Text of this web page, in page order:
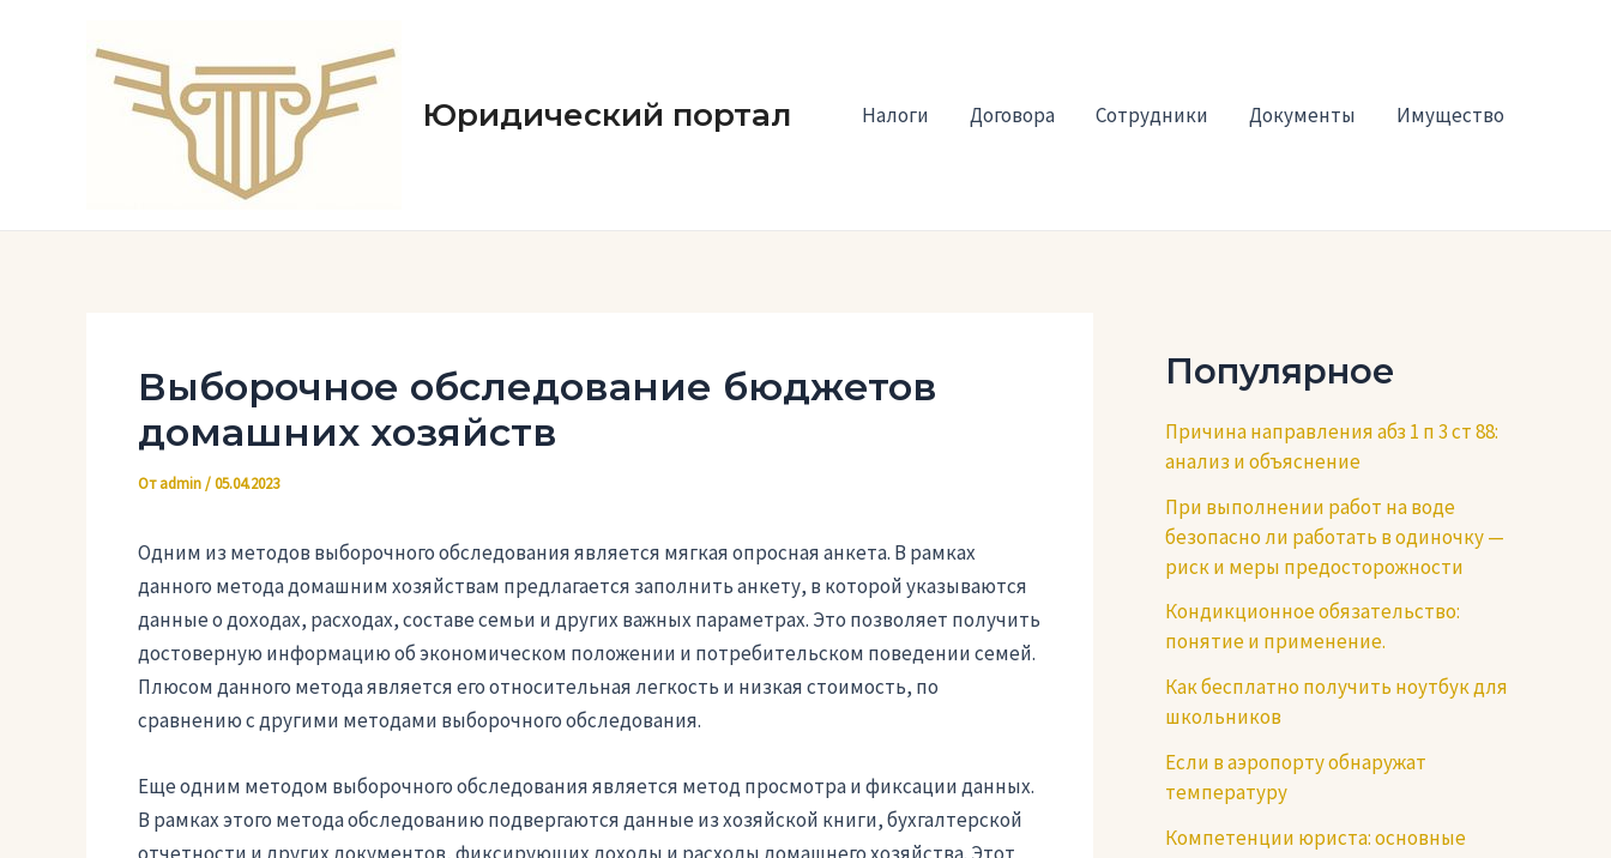
содержимому
Юридический портал Налоги Договора Сотрудники Документы Имущество
Выборочное обследование бюджетов
домашних хозяйств
Отadmin/05.04.2023
Одним из методов выборочного обследования является мягкая опросная анкета. В рамках
данного метода домашним хозяйствам предлагается заполнить анкету, в которой указываются
данные о доходах, расходах, составе семьи и других важных параметрах. Это позволяет получить
достоверную информацию об экономическом положении и потребительском поведении семей.
Плюсом данного метода является его относительная легкость и низкая стоимость, по
сравнению с другими методами выборочного обследования.
Еще одним методом выборочного обследования является метод просмотра и фиксации данных.
В рамках этого метода обследованию подвергаются данные из хозяйской книги, бухгалтерской
Популярное
Причина направления абз 1 п 3 ст 88:
анализ и объяснение
При выполнении работ на воде
безопасно ли работать в одиночку —
риск и меры предосторожности
Кондикционное обязательство:
понятие и применение.
Как бесплатно получить ноутбук для
школьников
Если в аэропорту обнаружат
температуру
Компетенции юриста: основные